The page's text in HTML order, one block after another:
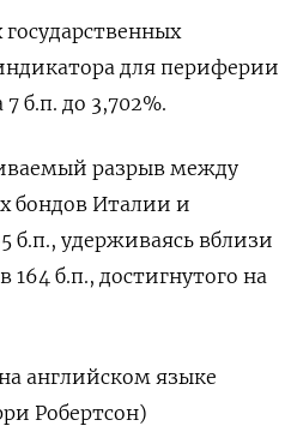
для периферии
б.п. до 3,702%.
разрыв между
бондов Италии и
б.п., удерживаясь вблизи
б.п., достигнутого на
английском языке
Робертсон)